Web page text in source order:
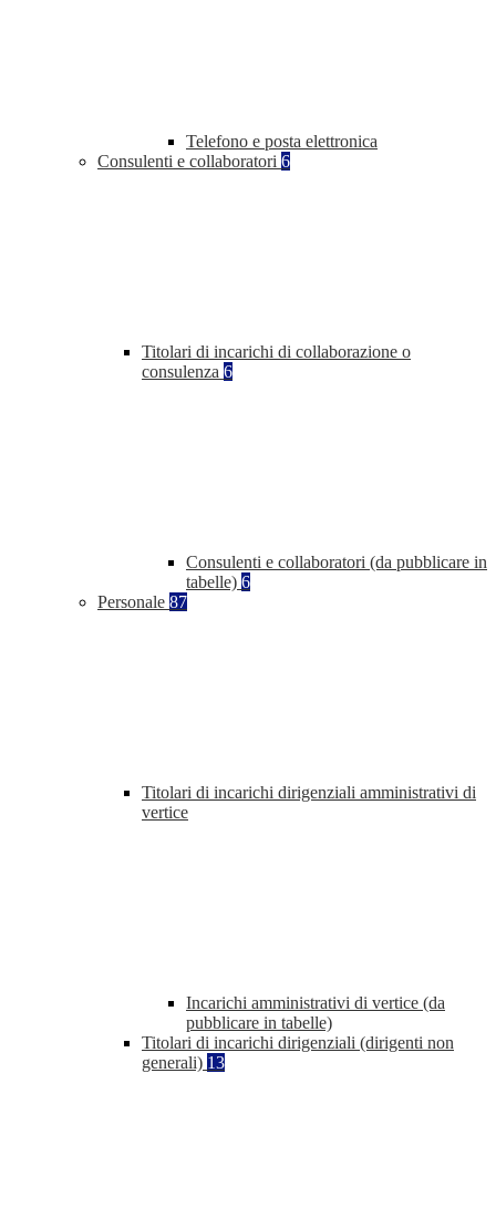
Telefono e posta elettronica
Consulenti e collaboratori 6
Titolari di incarichi di collaborazione o
consulenza 6
Consulenti e collaboratori (da pubblicare in
tabelle) 6
Personale 87
Titolari di incarichi dirigenziali amministrativi di
vertice
Incarichi amministrativi di vertice (da
pubblicare in tabelle)
Titolari di incarichi dirigenziali (dirigenti non
generali) 13